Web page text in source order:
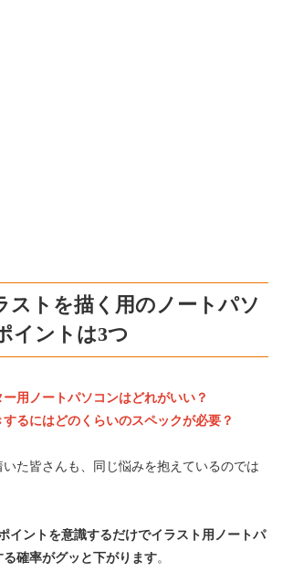
ストを描く用のノートパソ
イントは3つ
用ノートパソコンはどれがいい？
るにはどのくらいのスペックが必要？
た皆さんも、同じ悩みを抱えているのでは
イントを意識するだけでイラスト用ノートパ
る確率がグッと下がります。